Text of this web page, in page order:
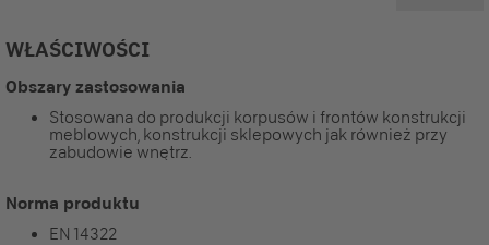
WŁAŚCIWOŚCI
Obszary zastosowania
Stosowana do produkcji korpusów i frontów konstrukcji
meblowych, konstrukcji sklepowych jak również przy
zabudowie wnętrz.
Norma produktu
EN 14322